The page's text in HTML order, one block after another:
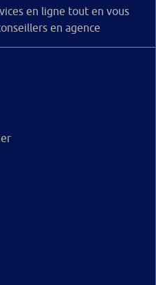
en ligne tout en vous
en agence